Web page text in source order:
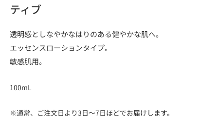
ティブ
透明感としなやかなはりのある健やかな肌へ。
エッセンスローションタイプ。
敏感肌用。
100mL
※通常、ご注文日より3日～7日ほどでお届けします。